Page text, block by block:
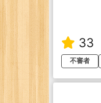
33
不審者